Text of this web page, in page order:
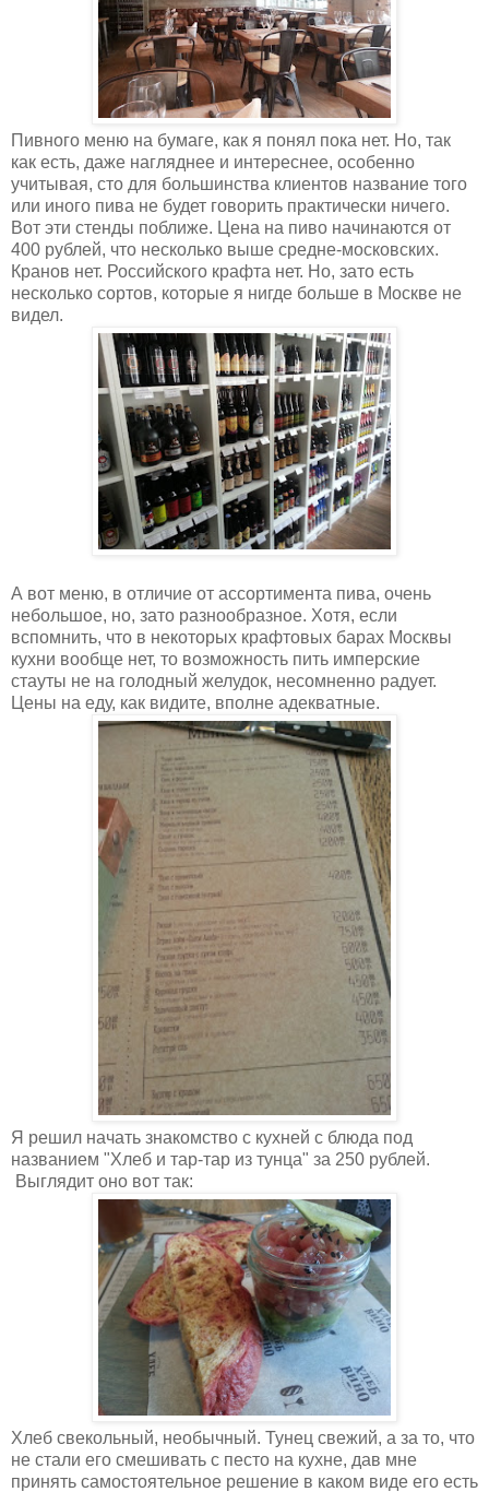
Пивного меню на бумаге, как я понял пока нет. Но, так
как есть, даже нагляднее и интереснее, особенно
учитывая, сто для большинства клиентов название того
или иного пива не будет говорить практически ничего.
Вот эти стенды поближе. Цена на пиво начинаются от
400 рублей, что несколько выше средне-московских.
Кранов нет. Российского крафта нет. Но, зато есть
несколько сортов, которые я нигде больше в Москве не
видел.
А вот меню, в отличие от ассортимента пива, очень
небольшое, но, зато разнообразное. Хотя, если
вспомнить, что в некоторых крафтовых барах Москвы
кухни вообще нет, то возможность пить имперские
стауты не на голодный желудок, несомненно радует.
Цены на еду, как видите, вполне адекватные.
Я решил начать знакомство с кухней с блюда под
названием "Хлеб и тар-тар из тунца" за 250 рублей.
Выглядит оно вот так:
Хлеб свекольный, необычный. Тунец свежий, а за то, что
не стали его смешивать с песто на кухне, дав мне
принять самостоятельное решение в каком виде его есть